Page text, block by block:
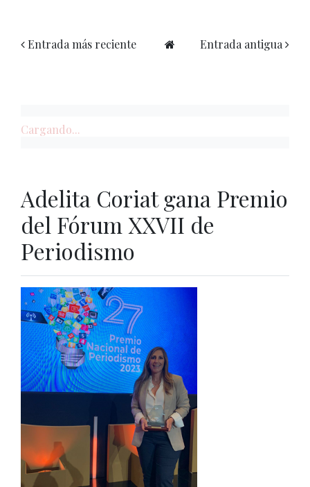
Entrada más reciente Entrada antigua
Cargando...
Adelita Coriat gana Premio
del Fórum XXVII de
Periodismo